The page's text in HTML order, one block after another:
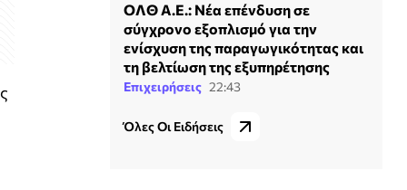
ΟΛΘ Α.Ε.: Νέα επένδυση σε
σύγχρονο εξοπλισμό για την
ενίσχυση της παραγωγικότητας και
τη βελτίωση της εξυπηρέτησης
Επιχειρήσεις 22:43
Όλες Οι Ειδήσεις